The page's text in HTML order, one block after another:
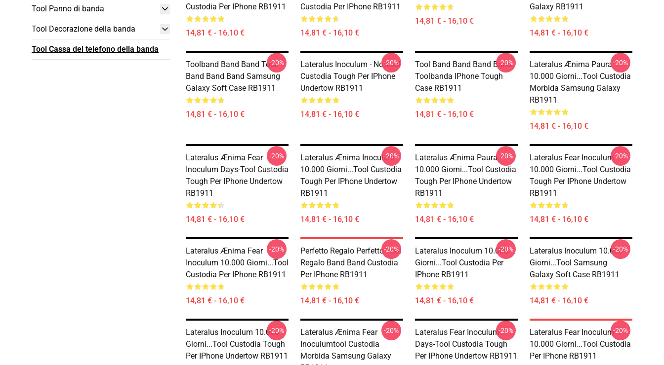
Tool Panno di banda
Tool Decorazione della banda
Tool Cassa del telefono della banda
Custodia Per IPhone RB1911
14,81 € - 16,10 €
Custodia Per IPhone RB1911
14,81 € - 16,10 €
14,81 € - 16,10 €
Galaxy RB1911
14,81 € - 16,10 €
Toolband Band Band Tool
Band Band Band Samsung
Galaxy Soft Case RB1911
14,81 € - 16,10 €
-20%
Lateralus Inoculum - No.tool
Custodia Tough Per IPhone
Undertow RB1911
14,81 € - 16,10 €
-20%
Tool Band Band Band Band
Toolbanda IPhone Tough
Case RB1911
14,81 € - 16,10 €
-20%
Lateralus Ænima Paura
10.000 Giorni...tool Custodia
Morbida Samsung Galaxy
RB1911
14,81 € - 16,10 €
-20%
Lateralus Ænima Fear
Inoculum Days-Tool Custodia
Tough Per IPhone Undertow
RB1911
14,81 € - 16,10 €
-20%
Lateralus Ænima Inoculum
10.000 Giorni...tool Custodia
Tough Per IPhone Undertow
RB1911
14,81 € - 16,10 €
-20%
Lateralus Ænima Paura
10.000 Giorni...tool Custodia
Tough Per IPhone Undertow
RB1911
14,81 € - 16,10 €
-20%
Lateralus Fear Inoculum
10.000 Giorni...tool Custodia
Tough Per IPhone Undertow
RB1911
14,81 € - 16,10 €
-20%
Lateralus Ænima Fear
Inoculum 10.000 Giorni...tool
Custodia Per IPhone RB1911
14,81 € - 16,10 €
-20%
Perfetto Regalo Perfetto Tool
Regalo Band Band Custodia
Per IPhone RB1911
14,81 € - 16,10 €
-20%
Lateralus Inoculum 10.000
Giorni...tool Custodia Per
IPhone RB1911
14,81 € - 16,10 €
-20%
Lateralus Inoculum 10.000
Giorni...tool Samsung
Galaxy Soft Case RB1911
14,81 € - 16,10 €
-20%
Lateralus Inoculum 10.000
Giorni...tool Custodia Tough
Per IPhone Undertow RB1911
-20%
Lateralus Ænima Fear
Inoculumtool Custodia
Morbida Samsung Galaxy
-20%
Lateralus Fear Inoculum
Days-Tool Custodia Tough
Per IPhone Undertow RB1911
-20%
Lateralus Fear Inoculum
10.000 Giorni...tool Custodia
Per IPhone RB1911
-20%